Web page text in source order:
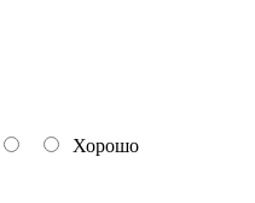
Хорошо